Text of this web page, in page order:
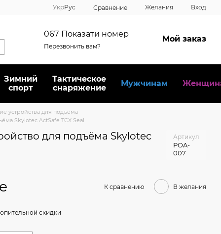
УкрРус Сравнение Желания Вход
067 Показати номер
Перезвонить вам?
Мой заказ
Зимний
спорт
Тактическое
снаряжение
Мужчинам
устройства для подъёма
Skylotec ActSafe TCX Seal
для подъёма Skylotec
Артикул
POA-
007
К сравнению В желания
скидки